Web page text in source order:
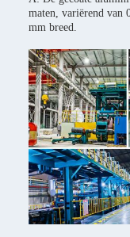
maten, variërend van
mm breed.